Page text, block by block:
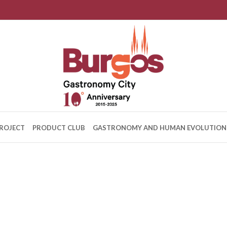
PRODUCT CLUB GASTRONOMY AND HUMAN EVOLUTION